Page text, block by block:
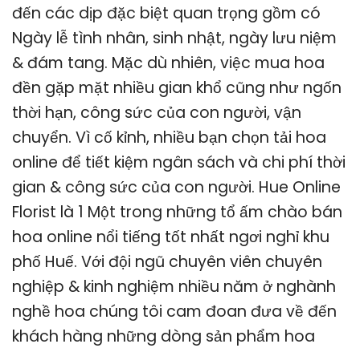
đến các dịp đặc biệt quan trọng gồm có
Ngày lễ tình nhân, sinh nhật, ngày lưu niệm
& đám tang. Mặc dù nhiên, việc mua hoa
đền gặp mặt nhiều gian khổ cũng như ngốn
thời hạn, công sức của con người, vận
chuyển. Vì cố kỉnh, nhiều bạn chọn tải hoa
online để tiết kiệm ngân sách và chi phí thời
gian & công sức của con người. Hue Online
Florist là 1 Một trong những tổ ấm chào bán
hoa online nổi tiếng tốt nhất ngơi nghỉ khu
phố Huế. Với đội ngũ chuyên viên chuyên
nghiệp & kinh nghiệm nhiều năm ở nghành
nghề hoa chúng tôi cam đoan đưa về đến
khách hàng những dòng sản phẩm hoa